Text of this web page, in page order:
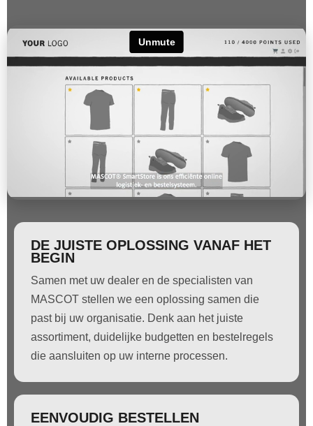
DE JUISTE OPLOSSING VANAF HET
BEGIN
Samen met uw dealer en de specialisten van
MASCOT stellen we een oplossing samen die
past bij uw organisatie. Denk aan het juiste
assortiment, duidelijke budgetten en bestelregels
die aansluiten op uw interne processen.
EENVOUDIG BESTELLEN